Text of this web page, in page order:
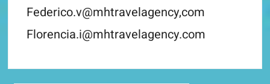
Federico.v@mhtravelagency,com
Florencia.i@mhtravelagency.com